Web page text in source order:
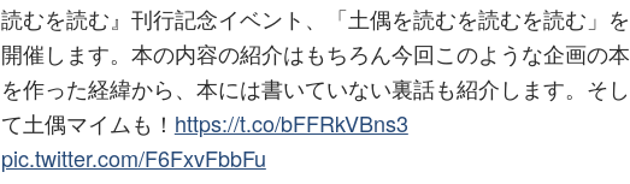
読むを読む』刊行記念イベント、「土偶を読むを読むを読む」を
開催します。本の内容の紹介はもちろん今回このような企画の本
を作った経緯から、本には書いていない裏話も紹介します。そし
て土偶マイムも！ https://t.co/bFFRkVBns3
pic.twitter.com/F6FxvFbbFu